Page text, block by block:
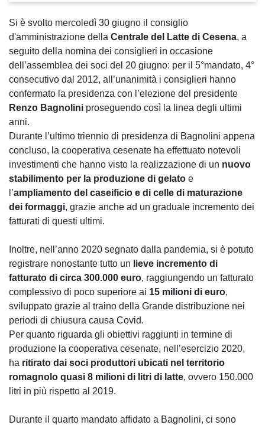
Si è svolto mercoledì 30 giugno il consiglio
d'amministrazione della Centrale del Latte di Cesena, a
seguito della nomina dei consiglieri in occasione
dell’assemblea dei soci del 20 giugno: per il 5°mandato, 4°
consecutivo dal 2012, all’unanimità i consiglieri hanno
confermato la presidenza con l’elezione del presidente
Renzo Bagnolini proseguendo così la linea degli ultimi
anni.
Durante l’ultimo triennio di presidenza di Bagnolini appena
concluso, la cooperativa cesenate ha effettuato notevoli
investimenti che hanno visto la realizzazione di un nuovo
stabilimento per la produzione di gelato e
l’ampliamento del caseificio e di celle di maturazione
dei formaggi, grazie anche ad un graduale incremento dei
fatturati di questi ultimi.
Inoltre, nell’anno 2020 segnato dalla pandemia, si è potuto
registrare nonostante tutto un lieve incremento di
fatturato di circa 300.000 euro, raggiungendo un fatturato
complessivo di poco superiore ai 15 milioni di euro,
sviluppato grazie al traino della Grande distribuzione nei
periodi di chiusura causa Covid.
Per quanto riguarda gli obiettivi raggiunti in termine di
produzione la cooperativa cesenate, nell’esercizio 2020,
ha ritirato dai soci produttori ubicati nel territorio
romagnolo quasi 8 milioni di litri di latte, ovvero 150.000
litri in più rispetto al 2019.
Durante il quarto mandato affidato a Bagnolini, ci sono